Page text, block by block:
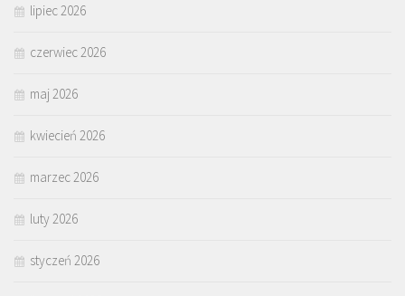
lipiec 2026
czerwiec 2026
maj 2026
kwiecień 2026
marzec 2026
luty 2026
styczeń 2026